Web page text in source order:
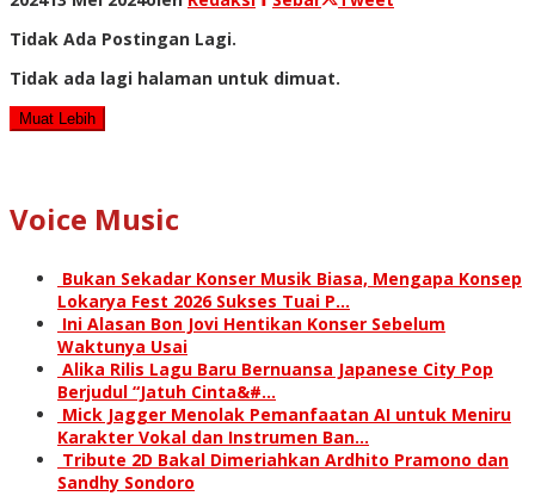
Tidak Ada Postingan Lagi.
Tidak ada lagi halaman untuk dimuat.
Muat Lebih
Voice Music
Bukan Sekadar Konser Musik Biasa, Mengapa Konsep
Lokarya Fest 2026 Sukses Tuai P…
Ini Alasan Bon Jovi Hentikan Konser Sebelum
Waktunya Usai
Alika Rilis Lagu Baru Bernuansa Japanese City Pop
Berjudul “Jatuh Cinta&#…
Mick Jagger Menolak Pemanfaatan AI untuk Meniru
Karakter Vokal dan Instrumen Ban…
Tribute 2D Bakal Dimeriahkan Ardhito Pramono dan
Sandhy Sondoro